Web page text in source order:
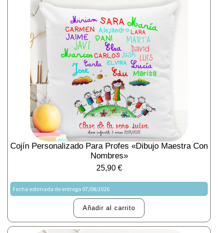
Cojín Personalizado Para Profes «Dibujo Maestra Con
Nombres»
25,90 €
Fecha estimada de entrega 07/08/2026
Añadir al carrito